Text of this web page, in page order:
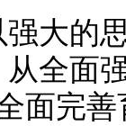
大的思
全面
面完